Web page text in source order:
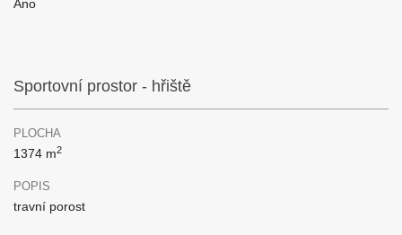
Ano
Sportovní prostor - hřiště
PLOCHA
1374 m2
POPIS
travní porost